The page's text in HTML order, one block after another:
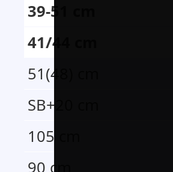
39-51 cm
41/44 cm
51(48) cm
SB+20 cm
105 cm
90 cm